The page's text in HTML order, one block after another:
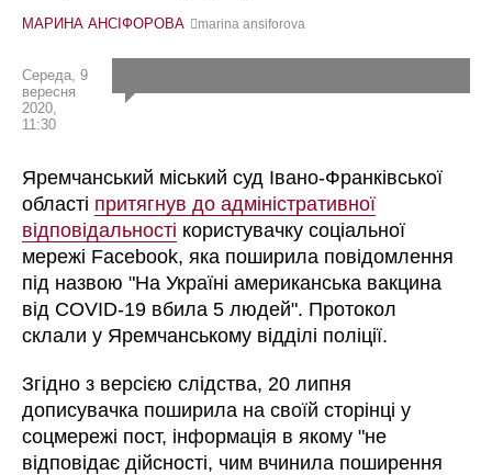
МАРИНА АНСІФОРОВА marina ansiforova
Середа, 9
вересня
2020,
11:30
Яремчанський міський суд Івано-Франківської
області притягнув до адміністративної
відповідальності користувачку соціальної
мережі Facebook, яка поширила повідомлення
під назвою "На Україні американська вакцина
від COVID-19 вбила 5 людей". Протокол
склали у Яремчанському відділі поліції.
Згідно з версією слідства, 20 липня
дописувачка поширила на своїй сторінці у
соцмережі пост, інформація в якому "не
відповідає дійсності, чим вчинила поширення